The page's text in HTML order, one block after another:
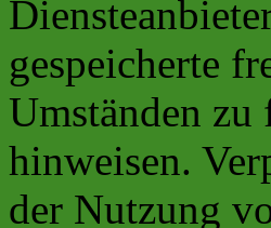
gespeicherte
Umständen
hinweisen.
der Nutzung